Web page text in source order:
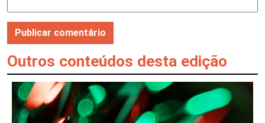
Outros conteúdos desta edição